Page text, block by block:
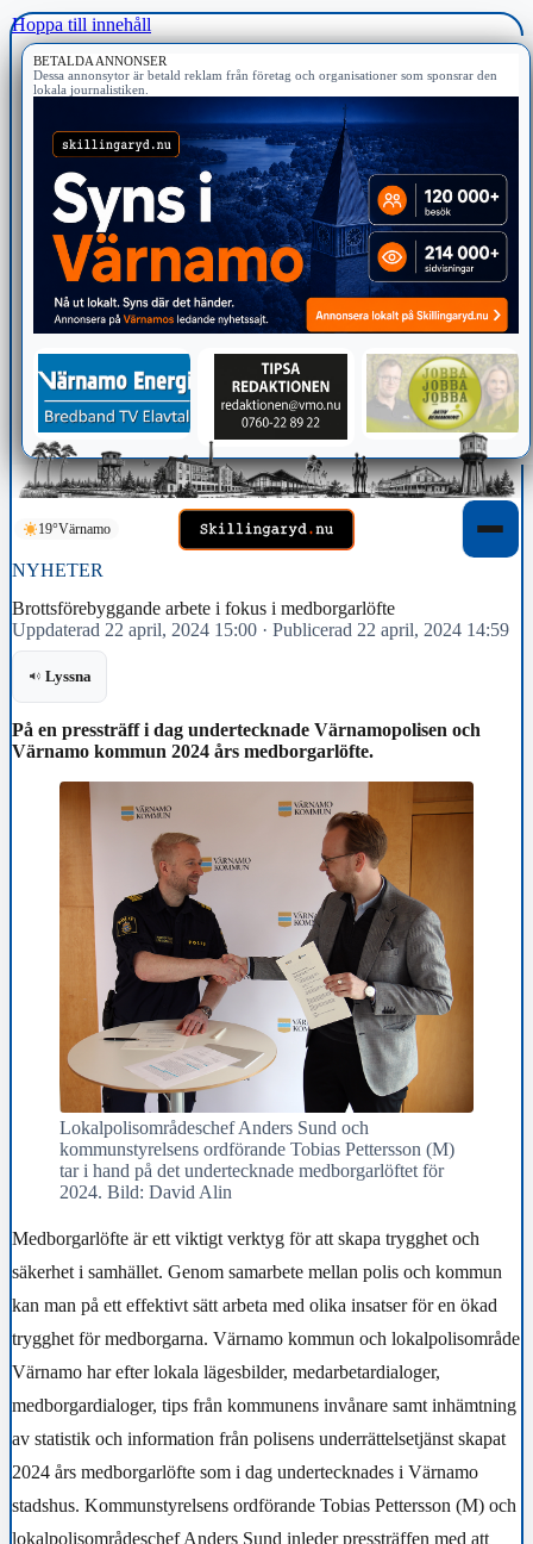
Hoppa till innehåll
BETALDA ANNONSER
Dessa annonsytor är betald reklam från företag och organisationer som sponsrar den
lokala journalistiken.
19°Värnamo
NYHETER
Brottsförebyggande arbete i fokus i medborgarlöfte
Uppdaterad 22 april, 2024 15:00 · Publicerad 22 april, 2024 14:59
Lyssna
På en pressträff i dag undertecknade Värnamopolisen och
Värnamo kommun 2024 års medborgarlöfte.
Lokalpolisområdeschef Anders Sund och
kommunstyrelsens ordförande Tobias Pettersson (M)
tar i hand på det undertecknade medborgarlöftet för
2024. Bild: David Alin
Medborgarlöfte är ett viktigt verktyg för att skapa trygghet och
säkerhet i samhället. Genom samarbete mellan polis och kommun
kan man på ett effektivt sätt arbeta med olika insatser för en ökad
trygghet för medborgarna. Värnamo kommun och lokalpolisområde
Värnamo har efter lokala lägesbilder, medarbetardialoger,
medborgardialoger, tips från kommunens invånare samt inhämtning
av statistik och information från polisens underrättelsetjänst skapat
2024 års medborgarlöfte som i dag undertecknades i Värnamo
stadshus. Kommunstyrelsens ordförande Tobias Pettersson (M) och
lokalpolisområdeschef Anders Sund inleder pressträffen med att